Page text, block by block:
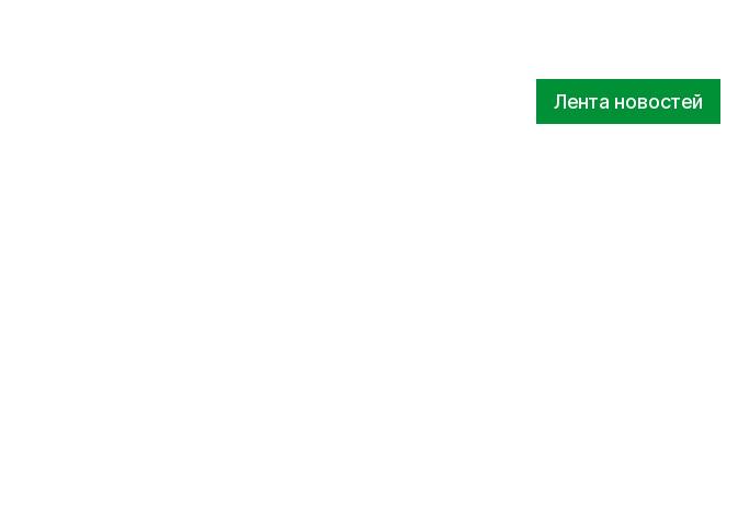
Лента новостей